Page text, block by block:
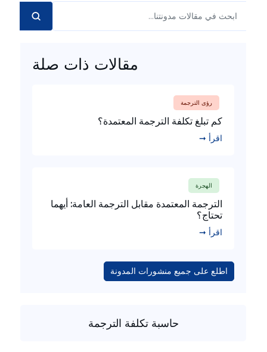
مقالات ذات صلة
رؤى الترجمة
كم تبلغ تكلفة الترجمة المعتمدة؟
اقرأ ➞
الهجرة
الترجمة المعتمدة مقابل الترجمة العامة: أيهما
تحتاج؟
اقرأ ➞
اطلع على جميع منشورات المدونة
حاسبة تكلفة الترجمة